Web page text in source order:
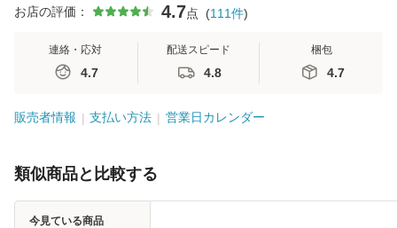
お店の評価： 4.7点 (111件)
連絡・応対
4.7
配送スピード
4.8
梱包
4.7
販売者情報 支払い方法 営業日カレンダー
類似商品と比較する
今見ている商品